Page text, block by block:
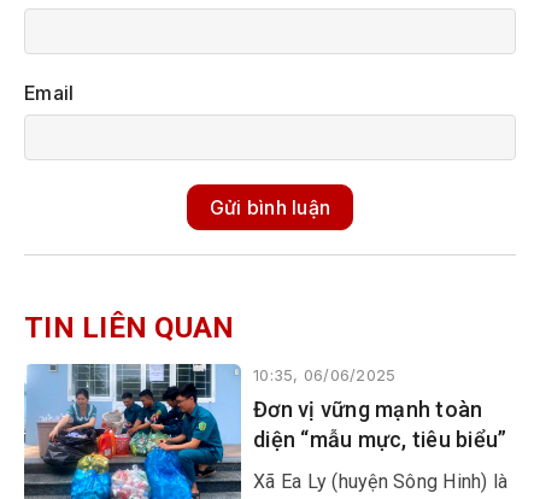
Email
Gửi bình luận
TIN LIÊN QUAN
10:35, 06/06/2025
Đơn vị vững mạnh toàn
diện “mẫu mực, tiêu biểu”
Xã Ea Ly (huyện Sông Hinh) là